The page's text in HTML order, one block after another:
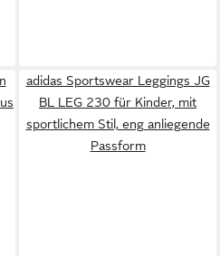
adidas Sportswear Leggings JG
BL LEG 230 für Kinder, mit
sportlichem Stil, eng anliegende
Passform